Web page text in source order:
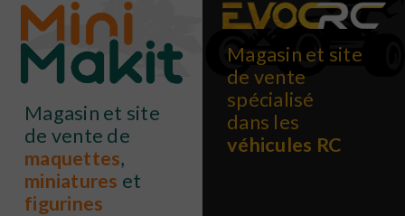
Magasin et site
de vente de
maquettes,
miniatures et
figurines
Magasin et site
de vente
spécialisé
dans les
véhicules RC